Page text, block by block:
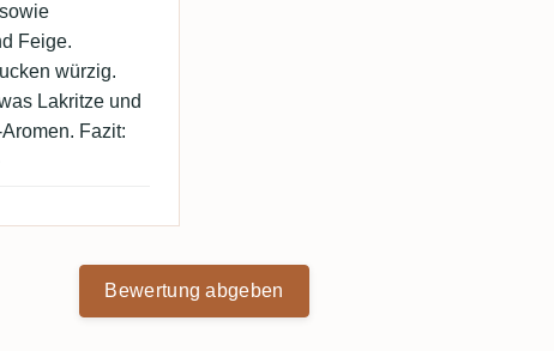
Feige.
würzig.
Lakritze und
Fazit:
Bewertung abgeben